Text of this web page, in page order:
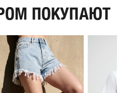
утепления
накладные
ПОКУПАЮТ